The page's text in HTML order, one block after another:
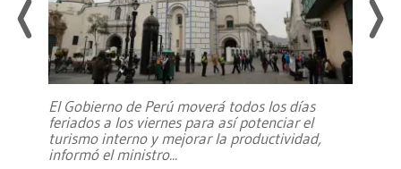
El Gobierno de Perú moverá todos los días
feriados a los viernes para así potenciar el
turismo interno y mejorar la productividad,
informó el ministro...